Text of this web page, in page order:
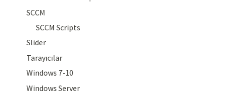
SCCM
SCCM Scripts
Slider
Tarayıcılar
Windows 7-10
Windows Server